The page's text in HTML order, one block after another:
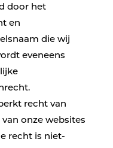
door het
en
die wij
eveneens
recht van
onze websites
recht is niet-